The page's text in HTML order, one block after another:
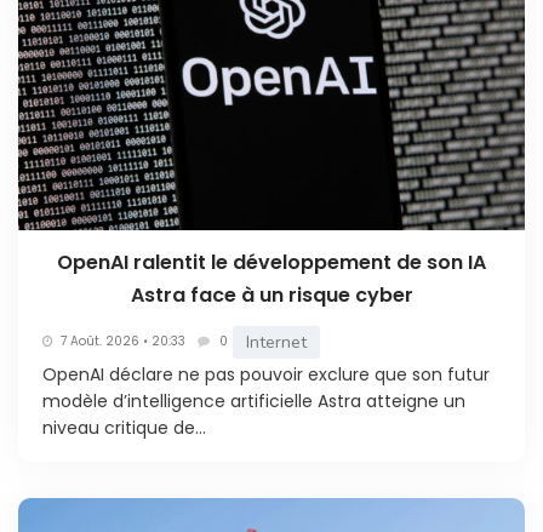
OpenAI ralentit le développement de son IA
Astra face à un risque cyber
7 Août. 2026 • 20:33 0 Internet
OpenAI déclare ne pas pouvoir exclure que son futur
modèle d’intelligence artificielle Astra atteigne un
niveau critique de...